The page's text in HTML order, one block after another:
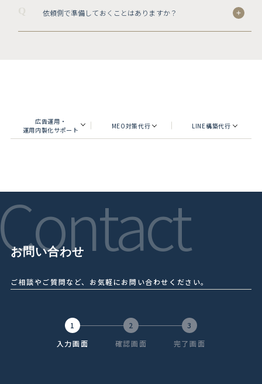
依頼側で準備しておくことはありますか？
広告運用・
運用内製化サポート
MEO対策代行 LINE構築代行
お問い合わせ
ご相談やご質問など、お気軽にお問い合わせください。
1
入力画面
2
確認画面
3
完了画面